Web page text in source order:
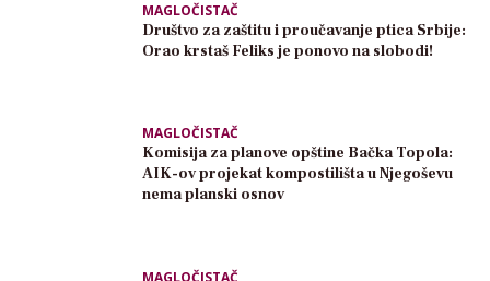
MAGLOČISTAČ
Društvo za zaštitu i proučavanje ptica Srbije:
Orao krstaš Feliks je ponovo na slobodi!
MAGLOČISTAČ
Komisija za planove opštine Bačka Topola:
AIK-ov projekat kompostilišta u Njegoševu
nema planski osnov
MAGLOČISTAČ